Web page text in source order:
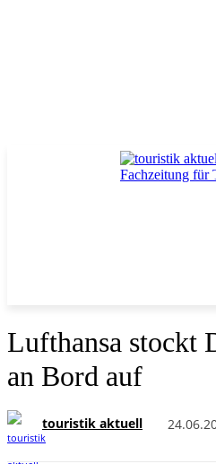
Lufthansa stockt
an Bord auf
touristik aktuell